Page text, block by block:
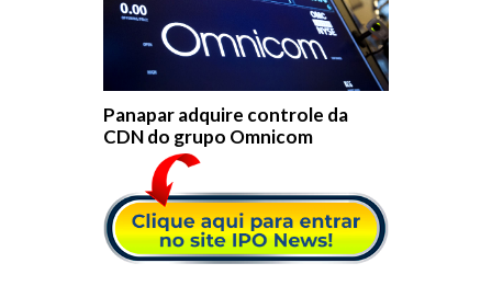
Panapar adquire controle da
CDN do grupo Omnicom